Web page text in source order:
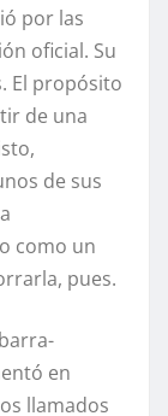
por las
oficial. Su
El propósito
de una
de sus
como un
pues.
en
llamados